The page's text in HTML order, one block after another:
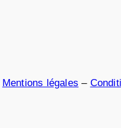
Mentions légales –